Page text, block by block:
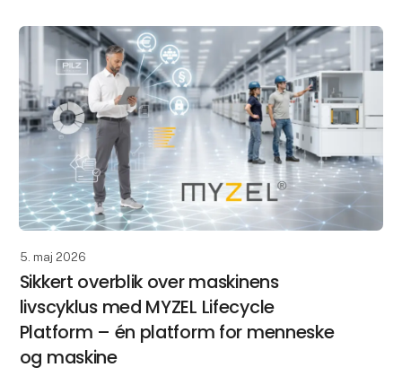
5. maj 2026
Sikkert overblik over maskinens
livscyklus med MYZEL Lifecycle
Platform – én platform for menneske
og maskine